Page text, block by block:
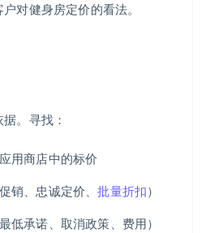
对健身房定价的看法。
。寻找：
用商店中的标价
销、忠诚定价、批量折扣）
低承诺、取消政策、费用）